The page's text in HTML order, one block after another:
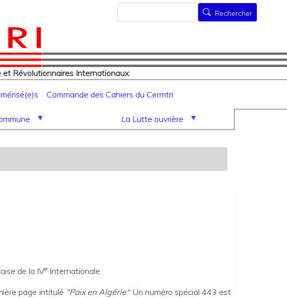
Révolutionnaires Internationaux
Rechercher
Rechercher
Commande des Cahiers du Cermtri
La Lutte ouvrière
de la IVe Internationale.
page intitulé "Paix en Algérie." Un numéro spécial 443 est